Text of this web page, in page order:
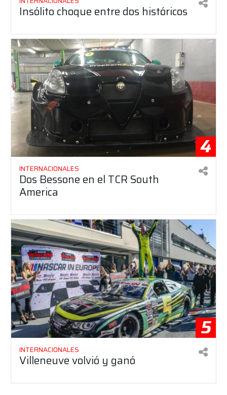
Insólito choque entre dos históricos
4
INTERNACIONALES
Dos Bessone en el TCR South
America
5
INTERNACIONALES
Villeneuve volvió y ganó